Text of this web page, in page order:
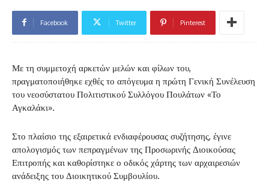
Facebook Twitter Pinterest
Με τη συμμετοχή αρκετών μελών και φίλων του,
πραγματοποιήθηκε εχθές το απόγευμα η πρώτη Γενική Συνέλευση
του νεοσύστατου Πολιτιστικού Συλλόγου Πουλάτων «Το
Αγκαλάκι».
Στο πλαίσιο της εξαιρετικά ενδιαφέρουσας συζήτησης, έγινε
απολογισμός των πεπραγμένων της Προσωρινής Διοικούσας
Επιτροπής και καθορίστηκε ο οδικός χάρτης των αρχαιρεσιών
ανάδειξης του Διοικητικού Συμβουλίου.